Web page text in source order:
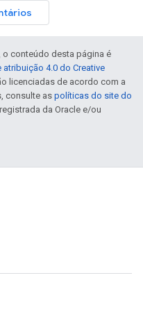
o conteúdo desta página é
atribuição 4.0 do Creative
licenciadas de acordo com a
consulte as políticas do site do
da Oracle e/ou